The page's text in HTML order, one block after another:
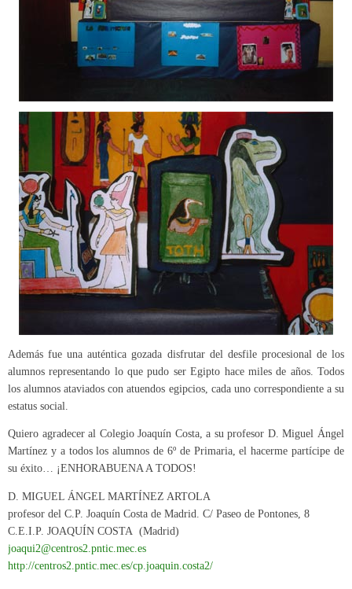
Además fue una auténtica gozada disfrutar del desfile procesional de los
alumnos representando lo que pudo ser Egipto hace miles de años. Todos
los alumnos ataviados con atuendos egipcios, cada uno correspondiente a su
estatus social.
Quiero agradecer al Colegio Joaquín Costa, a su profesor D. Miguel Ángel
Martínez y a todos los alumnos de 6º de Primaria, el hacerme partícipe de
su éxito… ¡ENHORABUENA A TODOS!
D. MIGUEL ÁNGEL MARTÍNEZ ARTOLA
profesor del C.P. Joaquín Costa de Madrid. C/ Paseo de Pontones, 8
C.E.I.P. JOAQUÍN COSTA (Madrid)
joaqui2@centros2.pntic.mec.es
http://centros2.pntic.mec.es/cp.joaquin.costa2/